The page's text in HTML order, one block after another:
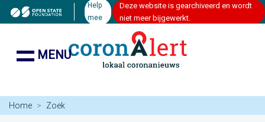
Help
mee
Deze website is gearchiveerd en wordt
niet meer bijgewerkt.
MENU
Home Zoek